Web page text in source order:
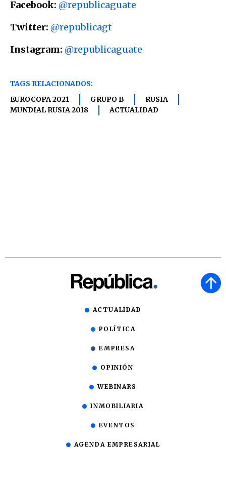
Facebook: @republicaguate
Twitter: @republicagt
Instagram: @republicaguate
TAGS RELACIONADOS:
EUROCOPA 2021
GRUPO B
RUSIA
MUNDIAL RUSIA 2018
ACTUALIDAD
ACTUALIDAD
POLÍTICA
EMPRESA
OPINIÓN
WEBINARS
INMOBILIARIA
EVENTOS
AGENDA EMPRESARIAL